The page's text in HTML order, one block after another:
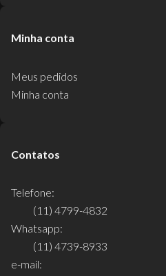
Minha conta
Meus pedidos
Minha conta
Contatos
Telefone:
(11) 4799-4832
Whatsapp:
(11) 4739-8933
e-mail: